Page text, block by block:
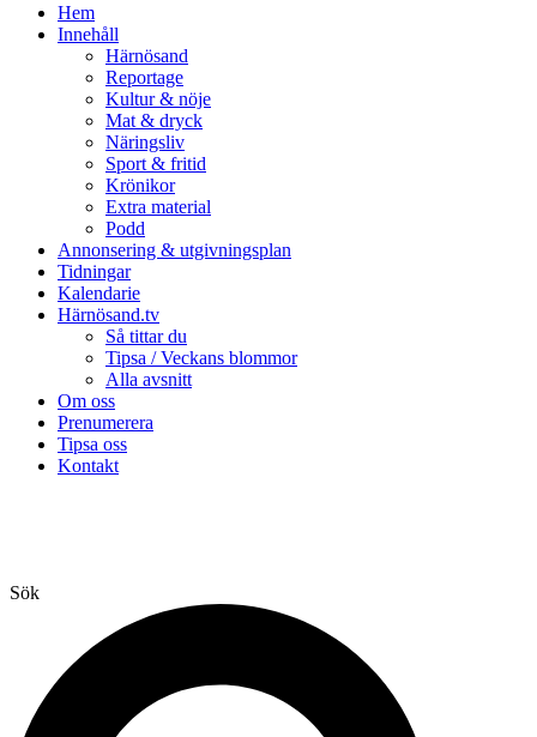
Hem
Innehåll
Härnösand
Reportage
Kultur & nöje
Mat & dryck
Näringsliv
Sport & fritid
Krönikor
Extra material
Podd
Annonsering & utgivningsplan
Tidningar
Kalendarie
Härnösand.tv
Så tittar du
Tipsa / Veckans blommor
Alla avsnitt
Om oss
Prenumerera
Tipsa oss
Kontakt
Sök